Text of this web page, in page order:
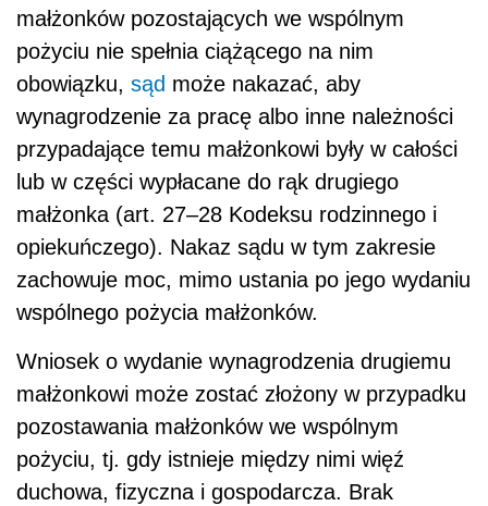
małżonków pozostających we wspólnym
pożyciu nie spełnia ciążącego na nim
obowiązku, sąd może nakazać, aby
wynagrodzenie za pracę albo inne należności
przypadające temu małżonkowi były w całości
lub w części wypłacane do rąk drugiego
małżonka (art. 27–28 Kodeksu rodzinnego i
opiekuńczego). Nakaz sądu w tym zakresie
zachowuje moc, mimo ustania po jego wydaniu
wspólnego pożycia małżonków.
Wniosek o wydanie wynagrodzenia drugiemu
małżonkowi może zostać złożony w przypadku
pozostawania małżonków we wspólnym
pożyciu, tj. gdy istnieje między nimi więź
duchowa, fizyczna i gospodarcza. Brak